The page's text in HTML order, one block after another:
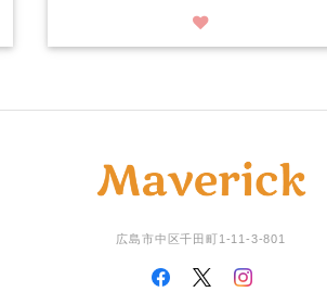
広島市中区千田町1-11-3-801